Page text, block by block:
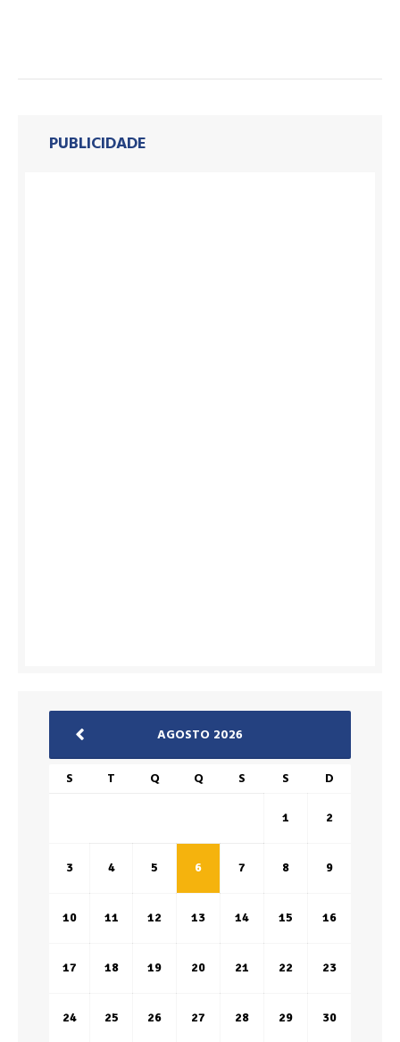
PUBLICIDADE
AGOSTO 2026
S T Q Q S S D
1 2
3 4 5 6 7 8 9
10 11 12 13 14 15 16
17 18 19 20 21 22 23
24 25 26 27 28 29 30